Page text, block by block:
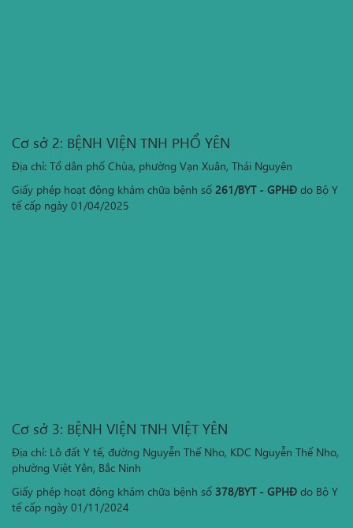
Cơ sở 2: BỆNH VIỆN TNH PHỔ YÊN
Địa chỉ: Tổ dân phố Chùa, phường Vạn Xuân, Thái Nguyên
Giấy phép hoạt động khám chữa bệnh số 261/BYT - GPHĐ do Bộ Y
tế cấp ngày 01/04/2025
Cơ sở 3: BỆNH VIỆN TNH VIỆT YÊN
Địa chỉ: Lô đất Y tế, đường Nguyễn Thế Nho, KDC Nguyễn Thế Nho,
phường Việt Yên, Bắc Ninh
Giấy phép hoạt động khám chữa bệnh số 378/BYT - GPHĐ do Bộ Y
tế cấp ngày 01/11/2024